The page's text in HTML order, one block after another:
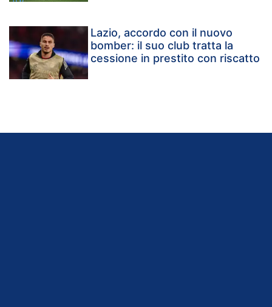
Lazio, accordo con il nuovo
bomber: il suo club tratta la
cessione in prestito con riscatto